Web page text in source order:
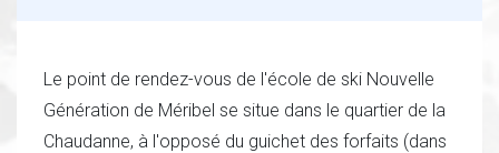
Le point de rendez-vous de l'école de ski Nouvelle
Génération de Méribel se situe dans le quartier de la
Chaudanne, à l'opposé du guichet des forfaits (dans